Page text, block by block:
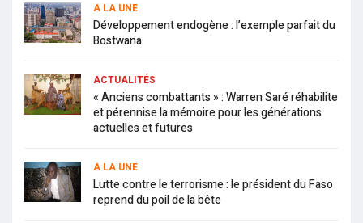
A LA UNE
Développement endogène : l’exemple parfait du
Bostwana
ACTUALITÉS
« Anciens combattants » : Warren Saré réhabilite
et pérennise la mémoire pour les générations
actuelles et futures
A LA UNE
Lutte contre le terrorisme : le président du Faso
reprend du poil de la bête